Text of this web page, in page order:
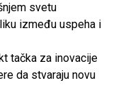
svetu
između uspeha i
tačka za inovacije
da stvaraju novu